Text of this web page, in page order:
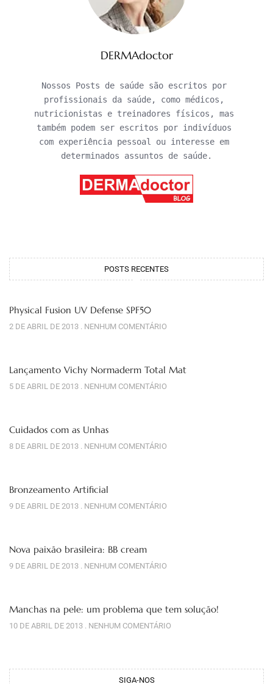
DERMAdoctor
Nossos Posts de saúde são escritos por
profissionais da saúde, como médicos,
nutricionistas e treinadores físicos, mas
também podem ser escritos por indivíduos
com experiência pessoal ou interesse em
determinados assuntos de saúde.
POSTS RECENTES
Physical Fusion UV Defense SPF50
2 DE ABRIL DE 2013 NENHUM COMENTÁRIO
Lançamento Vichy Normaderm Total Mat
5 DE ABRIL DE 2013 NENHUM COMENTÁRIO
Cuidados com as Unhas
8 DE ABRIL DE 2013 NENHUM COMENTÁRIO
Bronzeamento Artificial
9 DE ABRIL DE 2013 NENHUM COMENTÁRIO
Nova paixão brasileira: BB cream
9 DE ABRIL DE 2013 NENHUM COMENTÁRIO
Manchas na pele: um problema que tem solução!
10 DE ABRIL DE 2013 NENHUM COMENTÁRIO
SIGA-NOS